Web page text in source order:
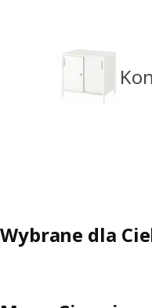
Wybrane dla